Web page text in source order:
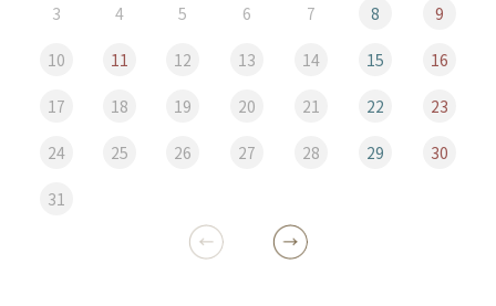
3 4 5 6 7 8 9
10 11 12 13 14 15 16
17 18 19 20 21 22 23
24 25 26 27 28 29 30
31